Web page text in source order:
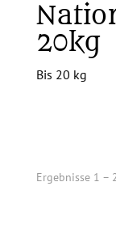
20kg
Bis 20 kg
Ergebnisse 1 –